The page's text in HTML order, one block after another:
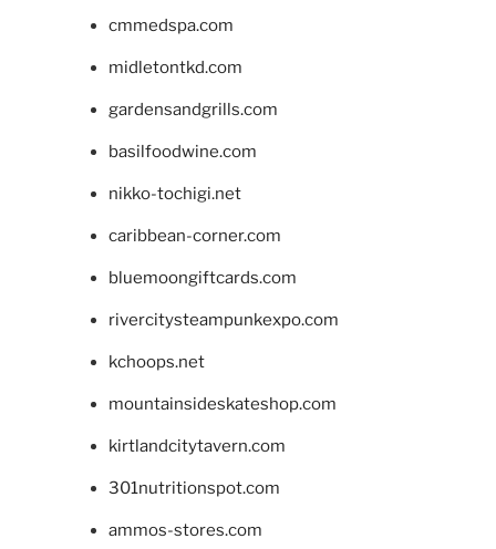
cmmedspa.com
midletontkd.com
gardensandgrills.com
basilfoodwine.com
nikko-tochigi.net
caribbean-corner.com
bluemoongiftcards.com
rivercitysteampunkexpo.com
kchoops.net
mountainsideskateshop.com
kirtlandcitytavern.com
301nutritionspot.com
ammos-stores.com